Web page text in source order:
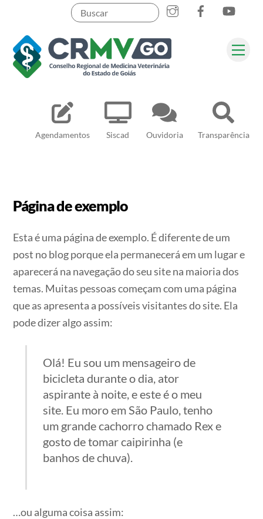
content
Agendamentos Siscad Ouvidoria Transparência
Pesquisar
Página de exemplo
Esta é uma página de exemplo. É diferente de um
post no blog porque ela permanecerá em um lugar e
aparecerá na navegação do seu site na maioria dos
temas. Muitas pessoas começam com uma página
que as apresenta a possíveis visitantes do site. Ela
pode dizer algo assim:
Olá! Eu sou um mensageiro de
bicicleta durante o dia, ator
aspirante à noite, e este é o meu
site. Eu moro em São Paulo, tenho
um grande cachorro chamado Rex e
gosto de tomar caipirinha (e
banhos de chuva).
…ou alguma coisa assim: